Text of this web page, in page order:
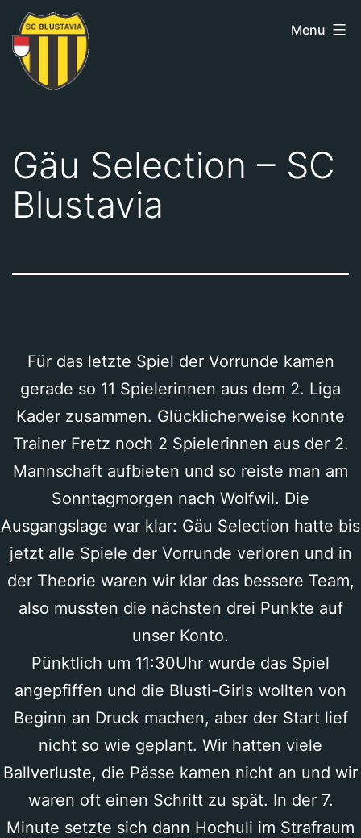
Skip
to
content
SC
Blustavia
Menu
Gäu Selection – SC
Blustavia
Für das letzte Spiel der Vorrunde kamen
gerade so 11 Spielerinnen aus dem 2. Liga
Kader zusammen. Glücklicherweise konnte
Trainer Fretz noch 2 Spielerinnen aus der 2.
Mannschaft aufbieten und so reiste man am
Sonntagmorgen nach Wolfwil. Die
Ausgangslage war klar: Gäu Selection hatte bis
jetzt alle Spiele der Vorrunde verloren und in
der Theorie waren wir klar das bessere Team,
also mussten die nächsten drei Punkte auf
unser Konto.
Pünktlich um 11:30Uhr wurde das Spiel
angepfiffen und die Blusti-Girls wollten von
Beginn an Druck machen, aber der Start lief
nicht so wie geplant. Wir hatten viele
Ballverluste, die Pässe kamen nicht an und wir
waren oft einen Schritt zu spät. In der 7.
Minute setzte sich dann Hochuli im Strafraum